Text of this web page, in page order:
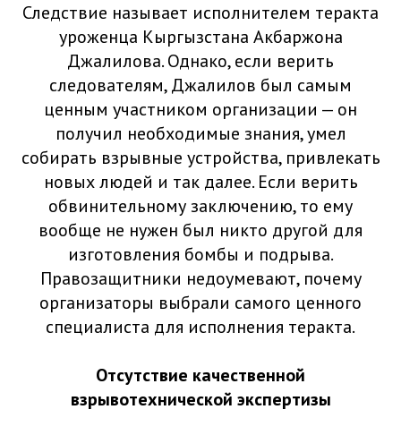
Следствие называет исполнителем теракта
уроженца Кыргызстана Акбаржона
Джалилова. Однако, если верить
следователям, Джалилов был самым
ценным участником организации — он
получил необходимые знания, умел
собирать взрывные устройства, привлекать
новых людей и так далее. Если верить
обвинительному заключению, то ему
вообще не нужен был никто другой для
изготовления бомбы и подрыва.
Правозащитники недоумевают, почему
организаторы выбрали самого ценного
специалиста для исполнения теракта.
Отсутствие качественной
взрывотехнической экспертизы